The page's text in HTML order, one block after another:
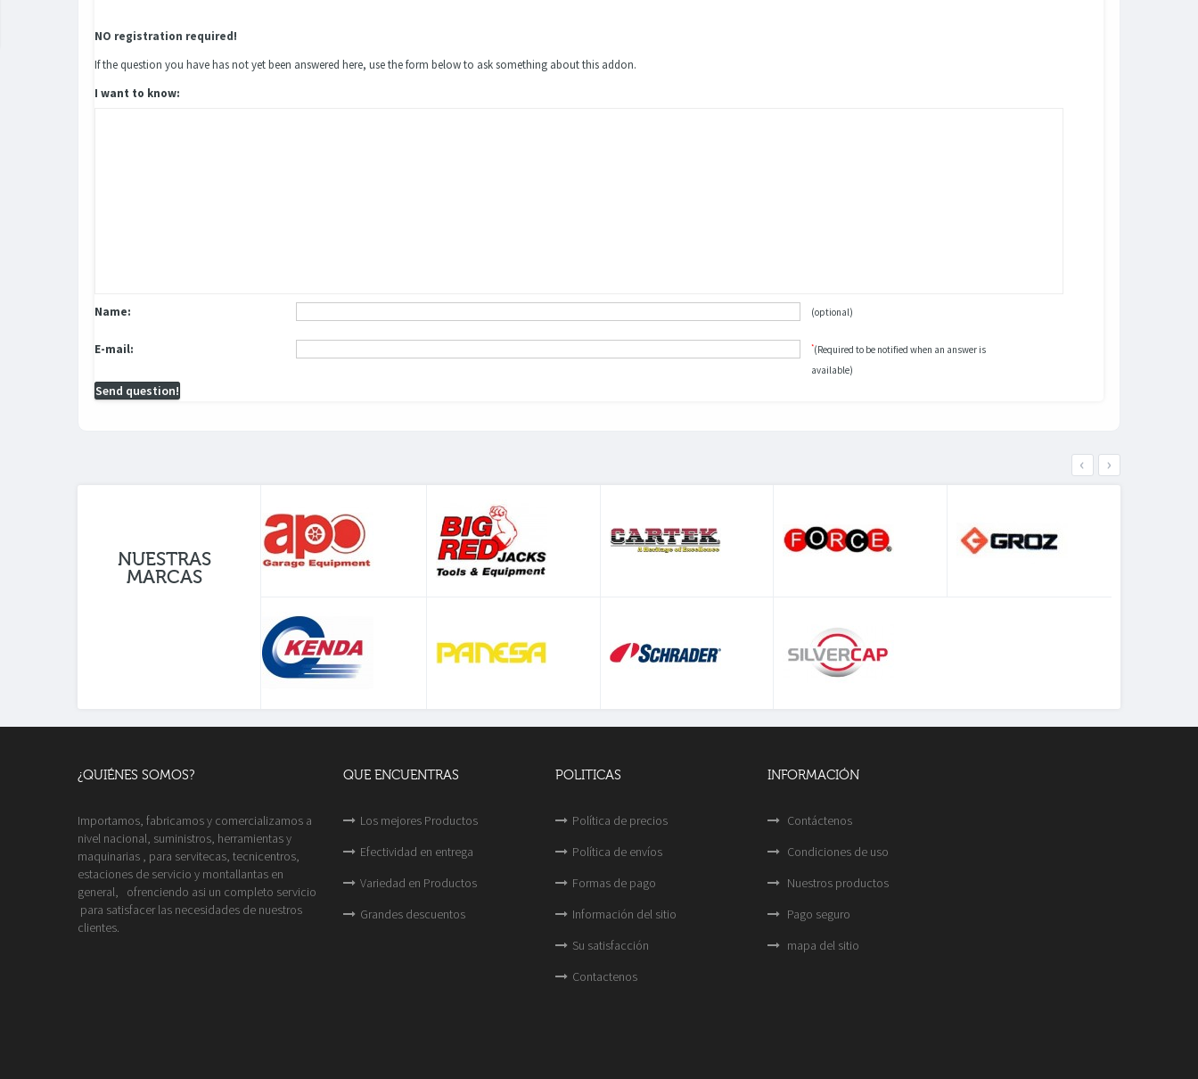
NO registration required!
If the question you have has not yet been answered here, use the form below to ask something about this addon.
I want to know:
Name: (optional)
E-mail: *(Required to be notified when an answer is
available)
Send question!
NUESTRAS
MARCAS
‹ ›
¿QUIÉNES SOMOS?
Importamos, fabricamos y comercializamos a
nivel nacional, suministros, herramientas y
maquinarias , para servitecas, tecnicentros,
estaciones de servicio y montallantas en
general, ofrenciendo asi un completo servicio
para satisfacer las necesidades de nuestros
clientes.
QUE ENCUENTRAS
Los mejores Productos
Efectividad en entrega
Variedad en Productos
Grandes descuentos
POLITICAS
Política de precios
Política de envíos
Formas de pago
Información del sitio
Su satisfacción
Contactenos
INFORMACIÓN
Contáctenos
Condiciones de uso
Nuestros productos
Pago seguro
mapa del sitio